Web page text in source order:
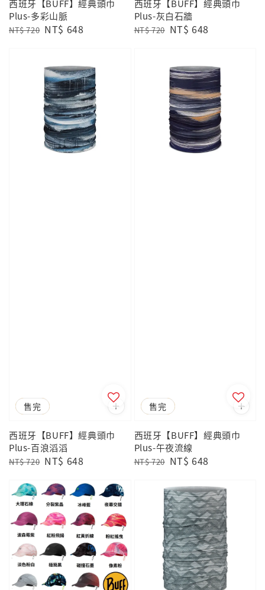
西班牙【BUFF】經典頭巾
Plus-多彩山脈
Regular
NT$ 720 Sale
NT$ 648
西班牙【BUFF】經典頭巾
Plus-灰白石牆
Regular
NT$ 720 Sale
NT$ 648
優惠
售完
西班牙【BUFF】經典頭巾
Plus-百浪滔滔
Regular
NT$ 720 Sale
NT$ 648
優惠
售完
西班牙【BUFF】經典頭巾
Plus-午夜流線
Regular
NT$ 720 Sale
NT$ 648